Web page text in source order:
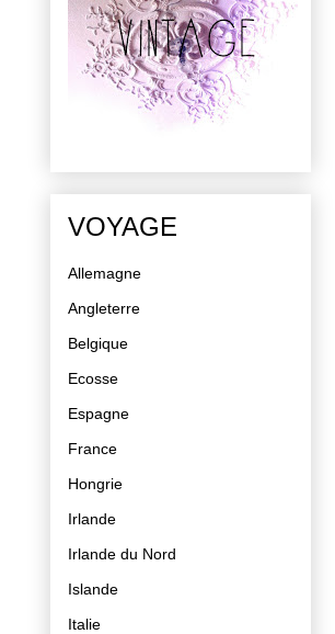
VOYAGE
Allemagne
Angleterre
Belgique
Ecosse
Espagne
France
Hongrie
Irlande
Irlande du Nord
Islande
Italie